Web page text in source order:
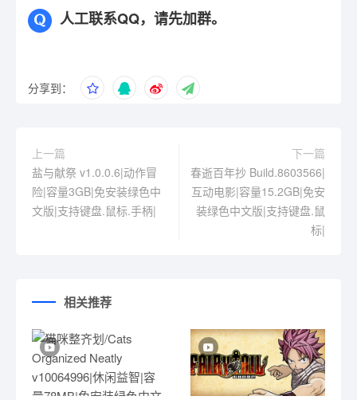
人工联系QQ，请先加群。
分享到：
上一篇
盐与献祭 v1.0.0.6|动作冒
险|容量3GB|免安装绿色中
文版|支持键盘.鼠标.手柄|
下一篇
春逝百年抄 Build.8603566|
互动电影|容量15.2GB|免安
装绿色中文版|支持键盘.鼠
标|
相关推荐